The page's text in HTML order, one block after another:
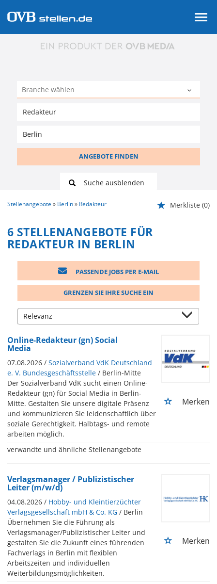
ANGEBOTE FINDEN
Suche ausblenden
Stellenangebote Berlin Redakteur Merkliste (0)
6 STELLENANGEBOTE FÜR
REDAKTEUR IN BERLIN
PASSENDE JOBS PER E-MAIL
GRENZEN SIE IHRE SUCHE EIN
Online-Redakteur (gn) Social
Media
07.08.2026 / Sozialverband VdK Deutschland
e. V. Bundesgeschäftsstelle / Berlin-Mitte
Der Sozialverband VdK sucht einen Online-
Redakteur (gn) für Social Media in Berlin-
Mitte. Gestalten Sie unsere digitale Präsenz
und kommunizieren Sie leidenschaftlich über
soziale Gerechtigkeit. Halbtags- und remote
arbeiten möglich.
Merken
verwandte und ähnliche Stellenangebote
Verlagsmanager / Publizistischer
Leiter (m/w/d)
04.08.2026 / Hobby- und Kleintierzüchter
Verlagsgesellschaft mbH & Co. KG / Berlin
Übernehmen Sie die Führung als
Verlagsmanager/Publizistischer Leiter und
gestalten Sie die Zukunft eines führenden
Fachverlags in Berlin mit flexiblen
Arbeitszeiten und individuellen
Weiterbildungsmöglichkeiten.
Merken